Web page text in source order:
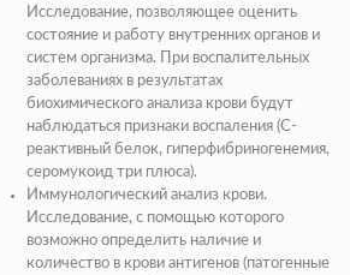
Исследование, позволяющее оценить
состояние и работу внутренних органов и
систем организма. При воспалительных
заболеваниях в результатах
биохимического анализа крови будут
наблюдаться признаки воспаления (C-
реактивный белок, гиперфибриногенемия,
серомукоид три плюса).
Иммунологический анализ крови.
Исследование, с помощью которого
возможно определить наличие и
количество в крови антигенов (патогенные